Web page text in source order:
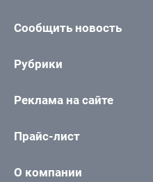
Сообщить новость
Рубрики
Реклама на сайте
Прайс-лист
О компании